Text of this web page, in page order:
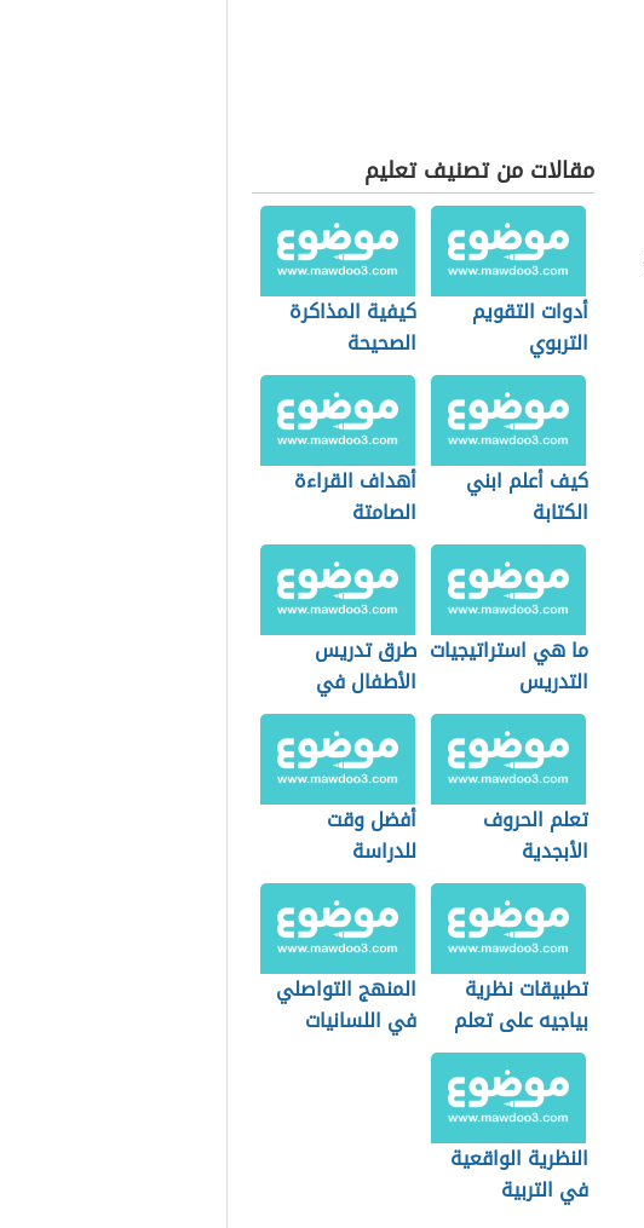
مقالات من تصنيف تعليم
أدوات التقويم
التربوي
كيفية المذاكرة
الصحيحة
كيف أعلم ابني
الكتابة
أهداف القراءة
الصامتة
ما هي استراتيجيات
التدريس
طرق تدريس
الأطفال في
الروضة
تعلم الحروف
الأبجدية
أفضل وقت
للدراسة
تطبيقات نظرية
بياجيه على تعلم
الحساب
المنهج التواصلي
في اللسانيات
النظرية الواقعية
في التربية